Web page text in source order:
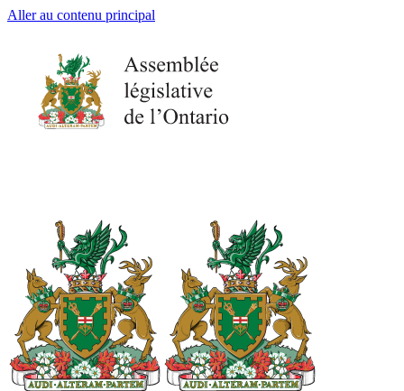
Aller au contenu principal